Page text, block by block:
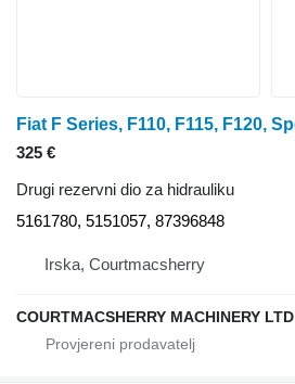
325 €
Drugi rezervni dio za hidrauliku
5161780, 5151057, 87396848
Irska, Courtmacsherry
COURTMACSHERRY MACHINERY LTD